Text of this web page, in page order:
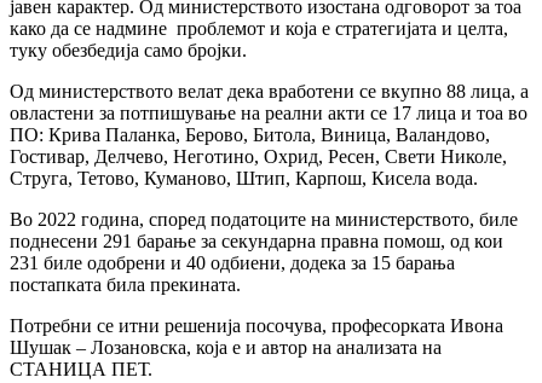
јавен карактер. Од министерството изостана одговорот за тоа
како да се надмине проблемот и која е стратегијата и целта,
туку обезбедија само бројки.
Од министерството велат дека вработени се вкупно 88 лица, а
овластени за потпишување на реални акти се 17 лица и тоа во
ПО: Крива Паланка, Берово, Битола, Виница, Валандово,
Гостивар, Делчево, Неготино, Охрид, Ресен, Свети Николе,
Струга, Тетово, Куманово, Штип, Карпош, Кисела вода.
Во 2022 година, според податоците на министерството, биле
поднесени 291 барање за секундарна правна помош, од кои
231 биле одобрени и 40 одбиени, додека за 15 барања
постапката била прекината.
Потребни се итни решенија посочува, професорката Ивона
Шушак – Лозановска, која е и автор на анализата на
СТАНИЦА ПЕТ.